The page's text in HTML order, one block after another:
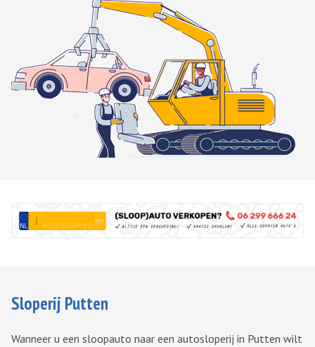
Sloperij Putten
Wanneer u een sloopauto naar een autosloperij in Putten wilt